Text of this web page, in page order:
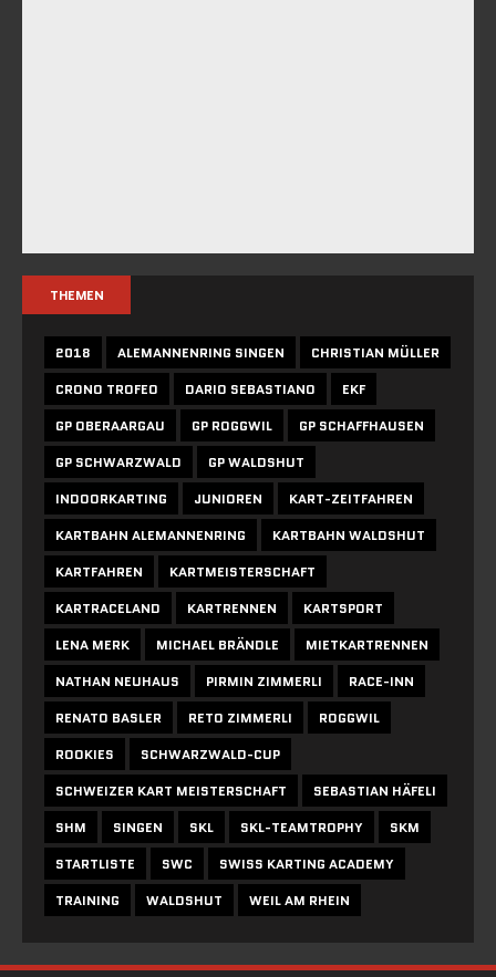
THEMEN
2018 ALEMANNENRING SINGEN
CHRISTIAN MÜLLER
CRONO TROFEO
DARIO SEBASTIANO
EKF
GP OBERAARGAU
GP ROGGWIL
GP SCHAFFHAUSEN
GP SCHWARZWALD
GP WALDSHUT
INDOORKARTING
JUNIOREN
KART-ZEITFAHREN
KARTBAHN ALEMANNENRING
KARTBAHN WALDSHUT
KARTFAHREN
KARTMEISTERSCHAFT
KARTRACELAND
KARTRENNEN
KARTSPORT
LENA MERK
MICHAEL BRÄNDLE
MIETKARTRENNEN
NATHAN NEUHAUS
PIRMIN ZIMMERLI
RACE-INN
RENATO BASLER
RETO ZIMMERLI
ROGGWIL
ROOKIES
SCHWARZWALD-CUP
SCHWEIZER KART MEISTERSCHAFT
SEBASTIAN HÄFELI
SHM
SINGEN SKL SKL-TEAMTROPHY
SKM
STARTLISTE
SWC
SWISS KARTING ACADEMY
TRAINING
WALDSHUT WEIL AM RHEIN